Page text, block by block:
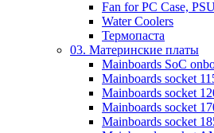
Fan for PC Case,
Water Coolers
Термопаста
03. Материнские платы
Mainboards SoC
Mainboards socket
Mainboards socket
Mainboards socket
Mainboards socket